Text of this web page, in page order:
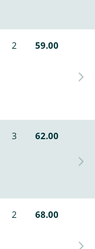
2 59.00
3 62.00
2 68.00